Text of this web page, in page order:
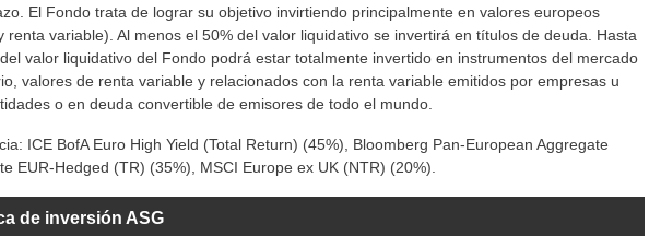
El Fondo trata de lograr su objetivo invirtiendo principalmente en valores europeos
renta variable). Al menos el 50% del valor liquidativo se invertirá en títulos de deuda. Hasta
valor liquidativo del Fondo podrá estar totalmente invertido en instrumentos del mercado
valores de renta variable y relacionados con la renta variable emitidos por empresas u
o en deuda convertible de emisores de todo el mundo.
ICE BofA Euro High Yield (Total Return) (45%), Bloomberg Pan-European Aggregate
EUR-Hedged (TR) (35%), MSCI Europe ex UK (NTR) (20%).
de inversión ASG